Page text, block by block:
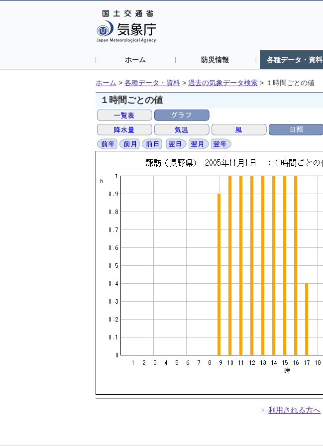
ホーム 防災情報 各種データ・資料
ホーム > 各種データ・資料 > 過去の気象データ検索 > １時間ごとの値
１時間ごとの値
利用される方へ